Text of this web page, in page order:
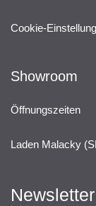
Cookie-
Showroom
Öffnungszeiten
Laden Malacky
Newsletter